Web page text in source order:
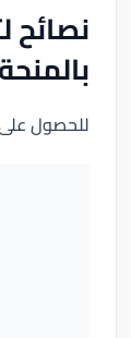
نصائح
بالمنحة
للحصول على